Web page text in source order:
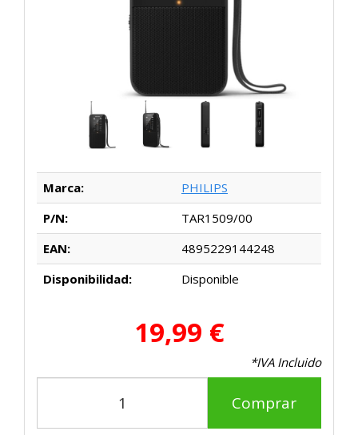
Marca:
PHILIPS
P/N:
TAR1509/00
EAN:
4895229144248
Disponibilidad:
Disponible
19,99 €
*IVA Incluido
Comprar